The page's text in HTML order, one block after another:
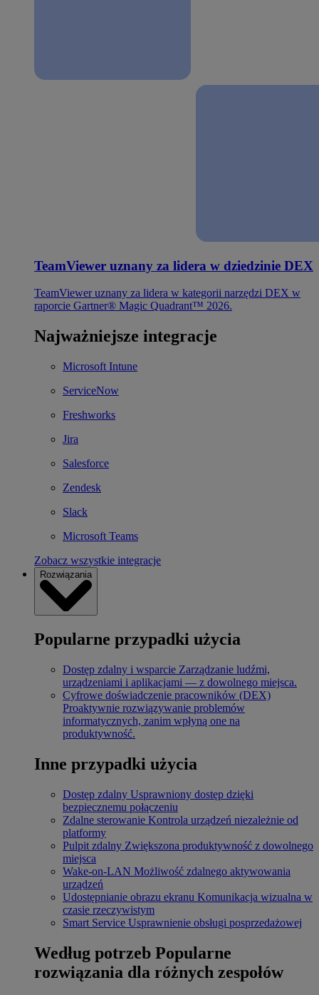
TeamViewer uznany za lidera w dziedzinie DEX
TeamViewer uznany za lidera w kategorii narzędzi DEX w
raporcie Gartner® Magic Quadrant™ 2026.
Najważniejsze integracje
Microsoft Intune
ServiceNow
Freshworks
Jira
Salesforce
Zendesk
Slack
Microsoft Teams
Zobacz wszystkie integracje
Rozwiązania
Popularne przypadki użycia
Dostęp zdalny i wsparcie Zarządzanie ludźmi,
urządzeniami i aplikacjami — z dowolnego miejsca.
Cyfrowe doświadczenie pracowników (DEX)
Proaktywnie rozwiązywanie problemów
informatycznych, zanim wpłyną one na
produktywność.
Inne przypadki użycia
Dostęp zdalny Usprawniony dostęp dzięki
bezpiecznemu połączeniu
Zdalne sterowanie Kontrola urządzeń niezależnie od
platformy
Pulpit zdalny Zwiększona produktywność z dowolnego
miejsca
Wake-on-LAN Możliwość zdalnego aktywowania
urządzeń
Udostępnianie obrazu ekranu Komunikacja wizualna w
czasie rzeczywistym
Smart Service Usprawnienie obsługi posprzedażowej
Według potrzeb Popularne
rozwiązania dla różnych zespołów